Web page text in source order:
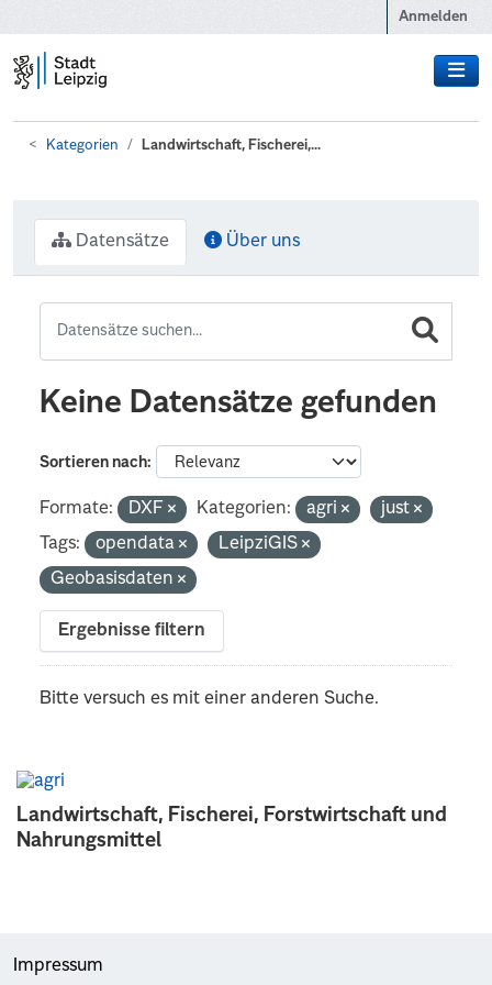
Anmelden
Kategorien Landwirtschaft, Fischerei,...
Landwirtschaft, Fischerei, Forstwirtschaft und
Nahrungsmittel
Datensätze Über uns
Keine Datensätze gefunden
Sortieren nach
Formate: DXF Kategorien: agri
just
Tags:
opendata
LeipziGIS
Geobasisdaten
Ergebnisse filtern
Bitte versuch es mit einer anderen Suche.
Impressum